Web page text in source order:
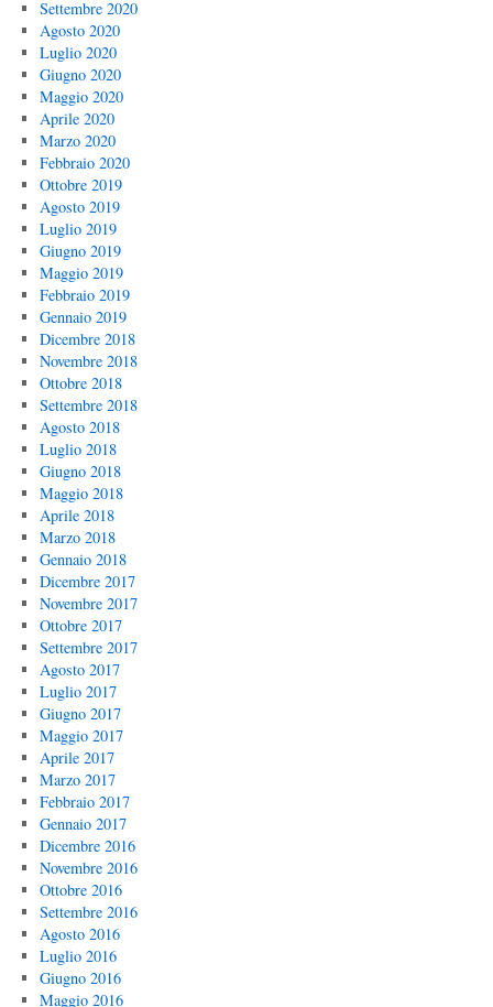
Settembre 2020
Agosto 2020
Luglio 2020
Giugno 2020
Maggio 2020
Aprile 2020
Marzo 2020
Febbraio 2020
Ottobre 2019
Agosto 2019
Luglio 2019
Giugno 2019
Maggio 2019
Febbraio 2019
Gennaio 2019
Dicembre 2018
Novembre 2018
Ottobre 2018
Settembre 2018
Agosto 2018
Luglio 2018
Giugno 2018
Maggio 2018
Aprile 2018
Marzo 2018
Gennaio 2018
Dicembre 2017
Novembre 2017
Ottobre 2017
Settembre 2017
Agosto 2017
Luglio 2017
Giugno 2017
Maggio 2017
Aprile 2017
Marzo 2017
Febbraio 2017
Gennaio 2017
Dicembre 2016
Novembre 2016
Ottobre 2016
Settembre 2016
Agosto 2016
Luglio 2016
Giugno 2016
Maggio 2016